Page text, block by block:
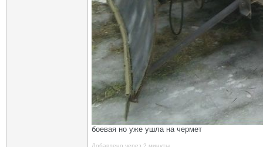
боевая но уже ушла на чермет